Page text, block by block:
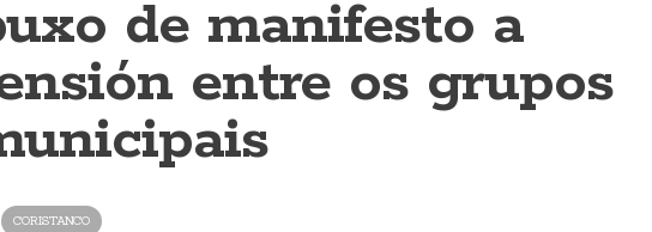
de manifesto a
entre os grupos
CORISTANCO